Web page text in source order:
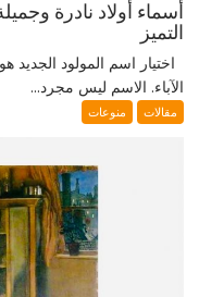
أسماء أولاد نادرة
التميز
اختيار اسم المولود
الآباء. الاسم ليس مجرد...
مقالات منوعات